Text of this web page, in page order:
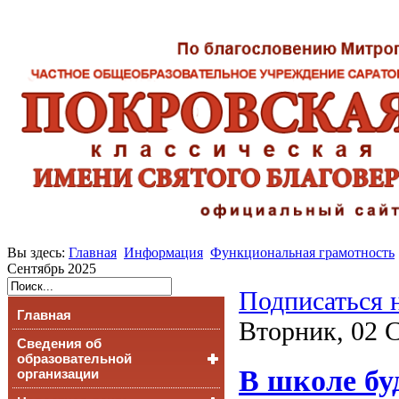
Вы здесь: Главная Информация Функциональная грамотность
Сентябрь 2025
Главная
Сведения об
образовательной
организации
Подписаться
Вторник, 02
В школе